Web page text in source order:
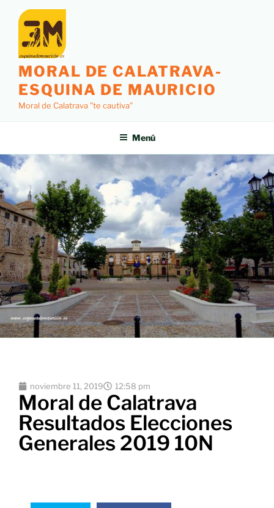
MORAL DE CALATRAVA-
ESQUINA DE MAURICIO
Moral de Calatrava "te cautiva"
Menú
noviembre 11, 2019 12:58 pm
Moral de Calatrava
Resultados Elecciones
Generales 2019 10N